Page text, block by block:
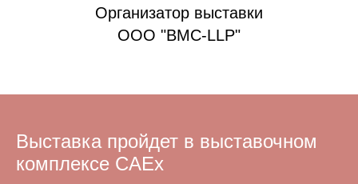
Организатор выставки
ООО "BMC-LLP"
Выставка пройдет в выставочном
комплексе CAEx